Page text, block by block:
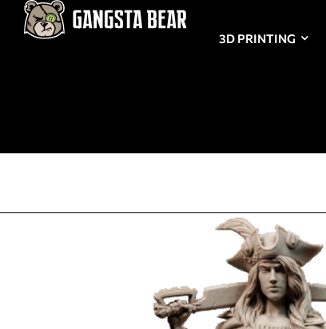
3D PRINTING